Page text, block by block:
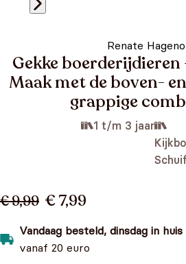
Renate
Gekke
Maak met de boven-
grappige
1 t/m 3 jaar
€ 9,99 € 7,99
Vandaag besteld, dinsdag in huis
vanaf 20 euro